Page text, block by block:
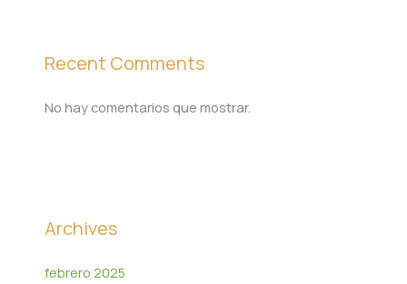
Recent Comments
No hay comentarios que mostrar.
Archives
febrero 2025